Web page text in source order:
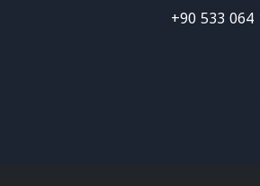
+90 533 064